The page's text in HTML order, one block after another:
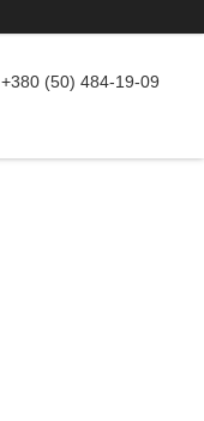
+380 (50) 484-19-09